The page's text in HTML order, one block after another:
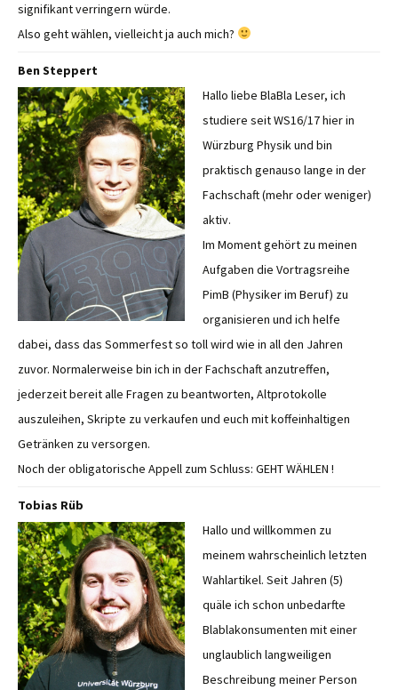
signifikant verringern würde.
Also geht wählen, vielleicht ja auch mich?
Ben Steppert
Hallo liebe BlaBla Leser, ich
studiere seit WS16/17 hier in
Würzburg Physik und bin
praktisch genauso lange in der
Fachschaft (mehr oder weniger)
aktiv.
Im Moment gehört zu meinen
Aufgaben die Vortragsreihe
PimB (Physiker im Beruf) zu
organisieren und ich helfe
dabei, dass das Sommerfest so toll wird wie in all den Jahren
zuvor. Normalerweise bin ich in der Fachschaft anzutreffen,
jederzeit bereit alle Fragen zu beantworten, Altprotokolle
auszuleihen, Skripte zu verkaufen und euch mit koffeinhaltigen
Getränken zu versorgen.
Noch der obligatorische Appell zum Schluss: GEHT WÄHLEN !
Tobias Rüb
Hallo und willkommen zu
meinem wahrscheinlich letzten
Wahlartikel. Seit Jahren (5)
quäle ich schon unbedarfte
Blablakonsumenten mit einer
unglaublich langweiligen
Beschreibung meiner Person